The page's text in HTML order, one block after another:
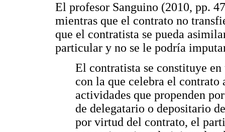
El profesor Sanguino (2010, pp.
mientras que el contrato no
que el contratista se pueda
particular y no se le podría
El contratista se constituye
con la que celebra el
actividades que propenden
de delegatario o depositario
por virtud del contrato, el